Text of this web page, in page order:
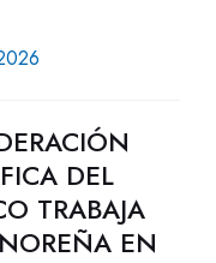
DEL
TRABAJA
EN